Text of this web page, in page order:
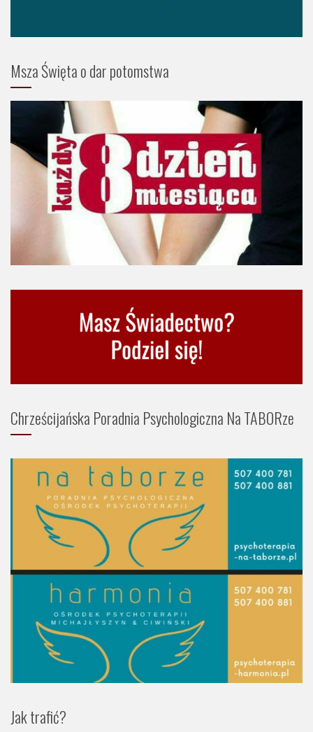
Msza Święta o dar potomstwa
Chrześcijańska Poradnia Psychologiczna Na TABORze
Jak trafić?